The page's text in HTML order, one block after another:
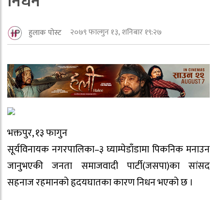
हुलाक पोस्ट २०७९ फाल्गुन १३, शनिबार १९:२७
भक्तपुर, १३ फागुन
सूर्यविनायक नगरपालिका–३ घ्याम्पेडाँडामा पिकनिक मनाउन
जानुभएकी जनता समाजवादी पार्टी(जसपा)का सांसद
सहनाज रहमानको हृदयघातका कारण निधन भएको छ ।